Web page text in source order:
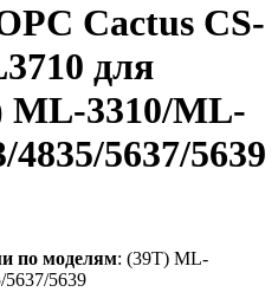
Cactus CS-
для
ML-3310/ML-
4835/5637/5639
по моделям: (39T) ML-
5639